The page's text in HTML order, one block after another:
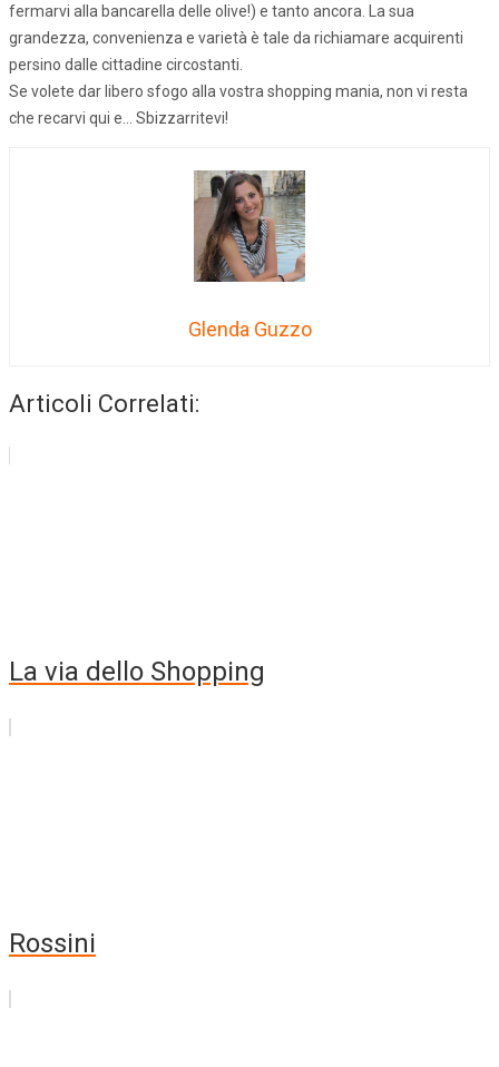
fermarvi alla bancarella delle olive!) e tanto ancora. La sua
grandezza, convenienza e varietà è tale da richiamare acquirenti
persino dalle cittadine circostanti.
Se volete dar libero sfogo alla vostra shopping mania, non vi resta
che recarvi qui e… Sbizzarritevi!
Glenda Guzzo
Articoli Correlati:
La via dello Shopping
Rossini